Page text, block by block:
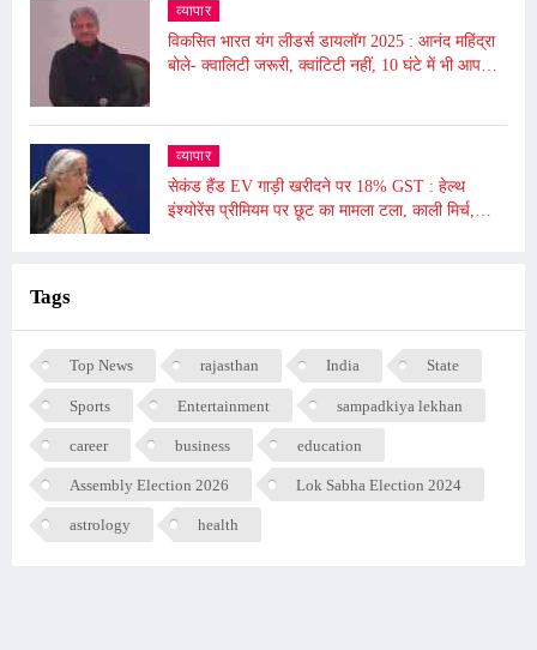
व्यापार
विकसित भारत यंग लीडर्स डायलॉग 2025 : आनंद महिंद्रा
बोले- क्वालिटी जरूरी, क्वांटिटी नहीं, 10 घंटे में भी आप
व्यापार
सेकंड हैंड EV गाड़ी खरीदने पर 18% GST : हेल्थ
इंश्योरेंस प्रीमियम पर छूट का मामला टला, काली मिर्च,
Tags
Top News rajasthan India State
Sports Entertainment sampadkiya lekhan
career business education
Assembly Election 2026 Lok Sabha Election 2024
astrology health